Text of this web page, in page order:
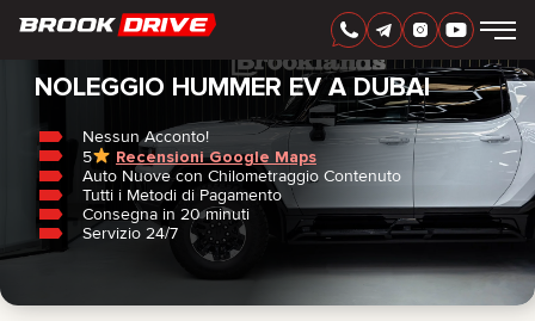
AED
MARCHI
PERIODO DI NOLEGGIO
MIGLIORI OFFERTE
FAQ
CERTIFICATES
RECENSIONI
COLLABORAZIONE
Casa/ Hummer/EV
NOLEGGIO HUMMER EV A DUBAI
Nessun Acconto!
5
Recensioni Google Maps
Auto Nuove con Chilometraggio Contenuto
Tutti i Metodi di Pagamento
Consegna in 20 minuti
Servizio 24/7